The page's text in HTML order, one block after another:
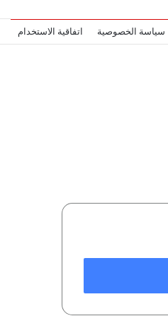
سياسة الخصوصية اتفاقية الاستخدام